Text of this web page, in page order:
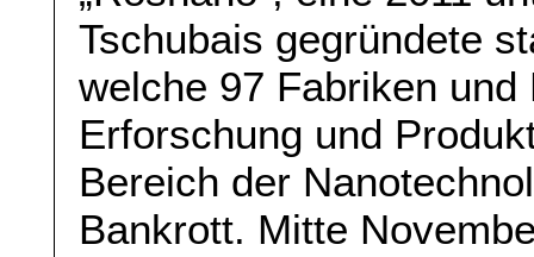
Tschubais gegründete
welche 97 Fabriken
Erforschung und
Bereich der
Bankrott. Mitte